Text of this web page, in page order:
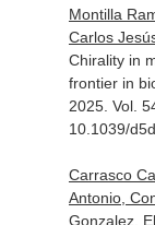
Montilla
Carlos
Chirality in
frontier in
2025. Vol.
10.1039/
Carrasco
Antonio,
Gonzalez,